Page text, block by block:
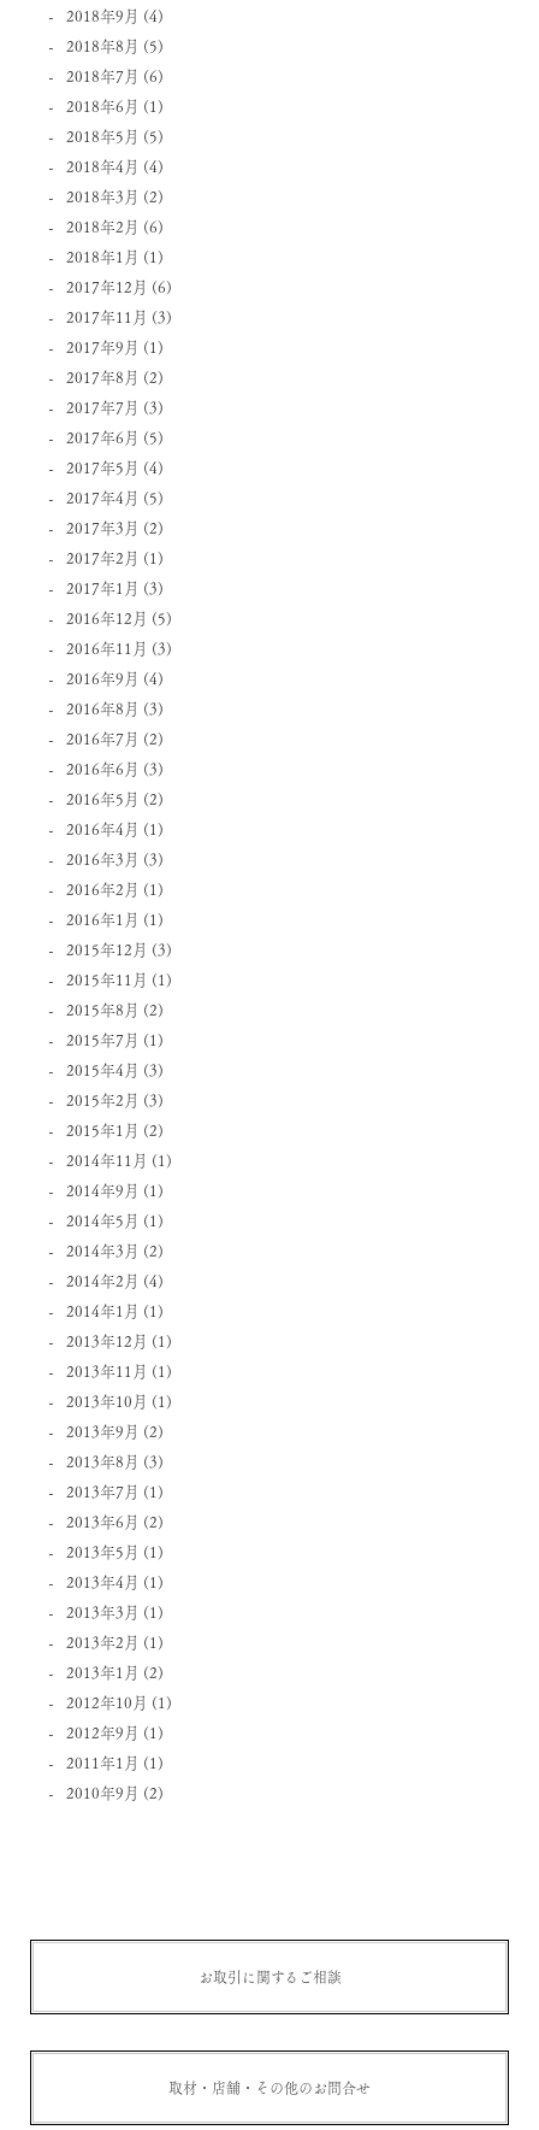
2018年9月 (4)
2018年8月 (5)
2018年7月 (6)
2018年6月 (1)
2018年5月 (5)
2018年4月 (4)
2018年3月 (2)
2018年2月 (6)
2018年1月 (1)
2017年12月 (6)
2017年11月 (3)
2017年9月 (1)
2017年8月 (2)
2017年7月 (3)
2017年6月 (5)
2017年5月 (4)
2017年4月 (5)
2017年3月 (2)
2017年2月 (1)
2017年1月 (3)
2016年12月 (5)
2016年11月 (3)
2016年9月 (4)
2016年8月 (3)
2016年7月 (2)
2016年6月 (3)
2016年5月 (2)
2016年4月 (1)
2016年3月 (3)
2016年2月 (1)
2016年1月 (1)
2015年12月 (3)
2015年11月 (1)
2015年8月 (2)
2015年7月 (1)
2015年4月 (3)
2015年2月 (3)
2015年1月 (2)
2014年11月 (1)
2014年9月 (1)
2014年5月 (1)
2014年3月 (2)
2014年2月 (4)
2014年1月 (1)
2013年12月 (1)
2013年11月 (1)
2013年10月 (1)
2013年9月 (2)
2013年8月 (3)
2013年7月 (1)
2013年6月 (2)
2013年5月 (1)
2013年4月 (1)
2013年3月 (1)
2013年2月 (1)
2013年1月 (2)
2012年10月 (1)
2012年9月 (1)
2011年1月 (1)
2010年9月 (2)
お取引に関するご相談
取材・店舗・その他のお問合せ